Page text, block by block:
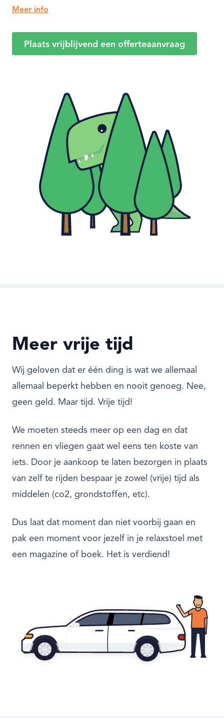
Meer info
Plaats vrijblijvend een offerteaanvraag
Meer vrije tijd
Wij geloven dat er één ding is wat we allemaal
allemaal beperkt hebben en nooit genoeg. Nee,
geen geld. Maar tijd. Vrije tijd!
We moeten steeds meer op een dag en dat
rennen en vliegen gaat wel eens ten koste van
iets. Door je aankoop te laten bezorgen in plaats
van zelf te rijden bespaar je zowel (vrije) tijd als
middelen (co2, grondstoffen, etc).
Dus laat dat moment dan niet voorbij gaan en
pak een moment voor jezelf in je relaxstoel met
een magazine of boek. Het is verdiend!